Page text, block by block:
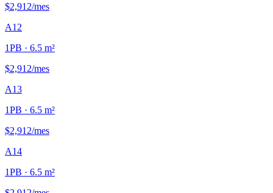
$2,912/mes
A12
1PB · 6.5 m²
$2,912/mes
A13
1PB · 6.5 m²
$2,912/mes
A14
1PB · 6.5 m²